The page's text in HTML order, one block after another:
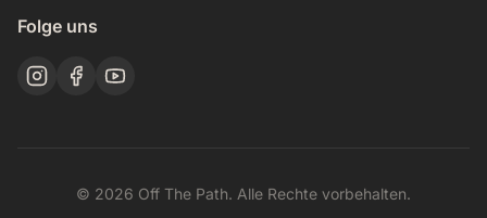
Folge uns
© 2026 Off The Path. Alle Rechte vorbehalten.